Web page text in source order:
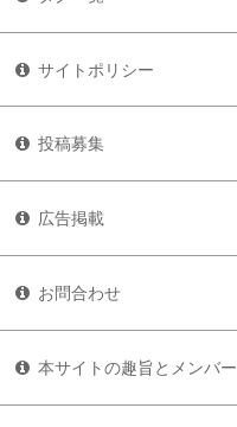
サイトポリシー
投稿募集
広告掲載
お問合わせ
本サイトの趣旨とメンバー